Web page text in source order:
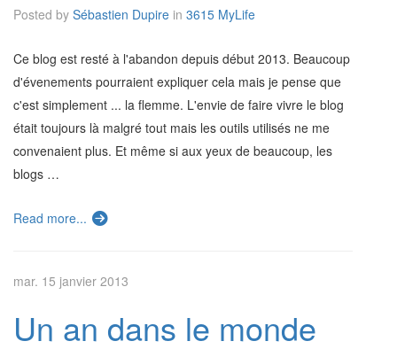
Posted by Sébastien Dupire in 3615 MyLife
Ce blog est resté à l'abandon depuis début 2013. Beaucoup
d'évenements pourraient expliquer cela mais je pense que
c'est simplement ... la flemme. L'envie de faire vivre le blog
était toujours là malgré tout mais les outils utilisés ne me
convenaient plus. Et même si aux yeux de beaucoup, les
blogs …
Read more...
mar. 15 janvier 2013
Un an dans le monde